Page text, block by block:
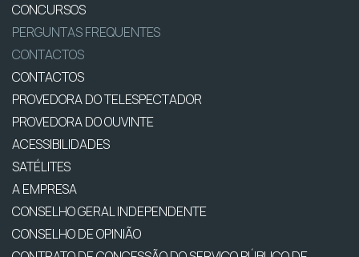
CONCURSOS
PERGUNTAS FREQUENTES
CONTACTOS
CONTACTOS
PROVEDORA DO TELESPECTADOR
PROVEDORA DO OUVINTE
ACESSIBILIDADES
SATÉLITES
A EMPRESA
CONSELHO GERAL INDEPENDENTE
CONSELHO DE OPINIÃO